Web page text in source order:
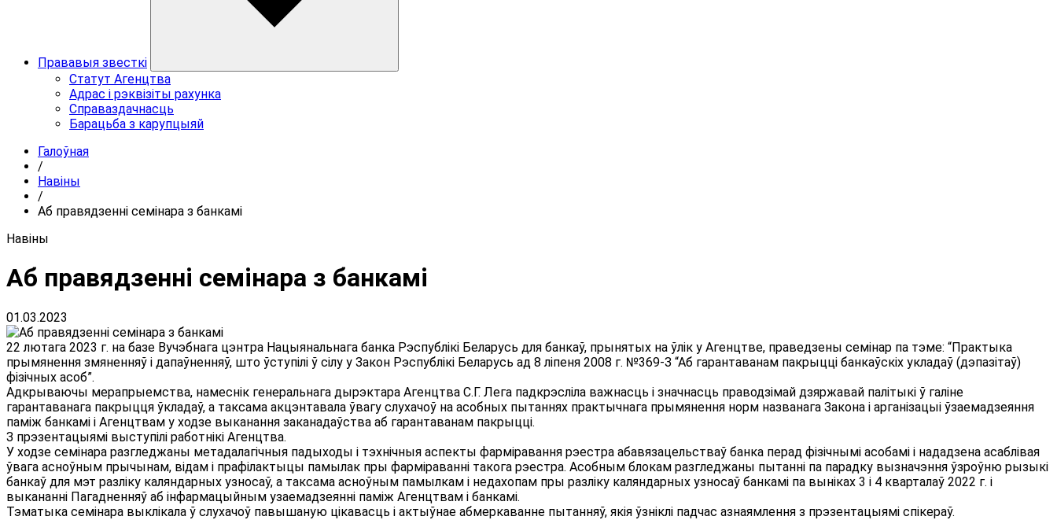
Прававыя звесткi
Статут Агенцтва
Адрас i рэквiзiты рахунка
Справаздачнасць
Барацьба з карупцыяй
Галоўная
/
Навiны
/
Аб правядзенні семінара з банкамі
Навiны
Аб правядзенні семінара з банкамі
01.03.2023
22 лютага 2023 г. на базе Вучэбнага цэнтра Нацыянальнага банка Рэспублікі Беларусь для банкаў, прынятых на ўлік у Агенцтве, праведзены семінар па тэме: “Практыка
прымянення змяненняў і дапаўненняў, што ўступілі ў сілу у Закон Рэспублікі Беларусь ад 8 ліпеня 2008 г. №369-З “Аб гарантаванам пакрыцці банкаўскіх укладаў (дэпазітаў)
фізічных асоб”.
Адкрываючы мерапрыемства, намеснік генеральнага дырэктара Агенцтва С.Г. Лега падкрэсліла важнасць і значнасць праводзімай дзяржавай палітыкі ў галіне
гарантаванага пакрыцця ўкладаў, а таксама акцэнтавала ўвагу слухачоў на асобных пытаннях практычнага прымянення норм названага Закона і арганізацыі ўзаемадзеяння
паміж банкамі і Агенцтвам у ходзе выканання заканадаўства аб гарантаванам пакрыцці.
З прэзентацыямі выступілі работнікі Агенцтва.
У ходзе семінара разгледжаны метадалагічныя падыходы і тэхнічныя аспекты фарміравання рэестра абавязацельстваў банка перад фізічнымі асобамі і нададзена асаблівая
ўвага асноўным прычынам, відам і прафілактыцы памылак пры фарміраванні такога рэестра. Асобным блокам разгледжаны пытанні па парадку вызначэння ўзроўню рызыкі
банкаў для мэт разліку каляндарных узносаў, а таксама асноўным памылкам і недахопам пры разліку каляндарных узносаў банкамі па выніках 3 і 4 кварталаў 2022 г. і
выкананні Пагадненняў аб інфармацыйным узаемадзеянні паміж Агенцтвам і банкамі.
Тэматыка семінара выклікала ў слухачоў павышаную цікавасць і актыўнае абмеркаванне пытанняў, якія ўзніклі падчас азнаямлення з прэзентацыямі спікераў.